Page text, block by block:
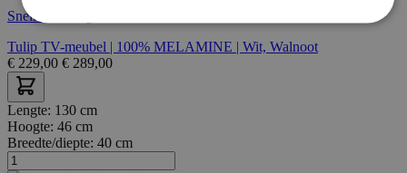
Snelle levering
Tulip TV-meubel | 100% MELAMINE | Wit, Walnoot
€ 229,00 € 289,00
Lengte: 130 cm
Hoogte: 46 cm
Breedte/diepte: 40 cm